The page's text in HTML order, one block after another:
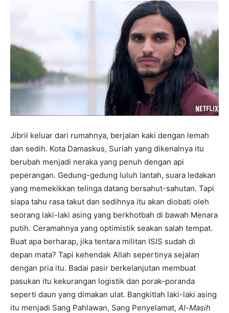
Jibril keluar dari rumahnya, berjalan kaki dengan lemah
dan sedih. Kota Damaskus, Suriah yang dikenalnya itu
berubah menjadi neraka yang penuh dengan api
peperangan. Gedung-gedung luluh lantah, suara ledakan
yang memekikkan telinga datang bersahut-sahutan. Tapi
siapa tahu rasa takut dan sedihnya itu akan diobati oleh
seorang laki-laki asing yang berkhotbah di bawah Menara
putih. Ceramahnya yang optimistik seakan salah tempat.
Buat apa berharap, jika tentara militan ISIS sudah di
depan mata? Tapi kehendak Allah sepertinya sejalan
dengan pria itu. Badai pasir berkelanjutan membuat
pasukan itu kekurangan logistik dan porak-poranda
seperti daun yang dimakan ulat. Bangkitlah laki-laki asing
itu menjadi Sang Pahlawan, Sang Penyelamat, Al-Masih